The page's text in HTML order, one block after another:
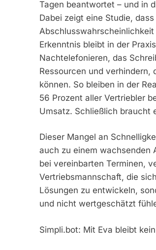
Tagen beantwortet – und in
Dabei zeigt eine Studie,
Erkenntnis bleibt in der
Nachtelefonieren, das
Ressourcen und
können. So bleiben in der
56 Prozent aller Vertriebler
Umsatz. Schließlich braucht
Dieser Mangel an
auch zu einem wachsenden
bei vereinbarten Terminen,
Vertriebsmannschaft, die
Lösungen zu entwickeln,
und nicht wertgeschätzt
Simpli.bot: Mit Eva bleibt